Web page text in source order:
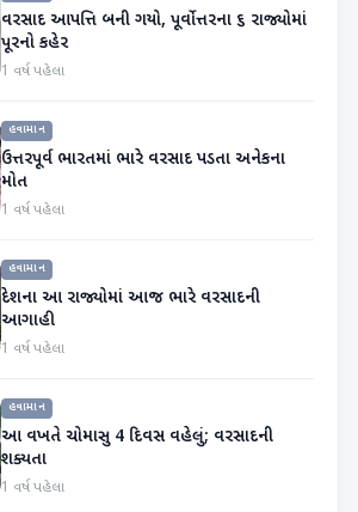
વરસાદ આપત્તિ બની ગયો, પૂર્વોત્તરના ૬ રાજ્યોમાં
પૂરનો કહેર
1 વર્ષ પહેલા
હવામાન
ઉત્તરપૂર્વ ભારતમાં ભારે વરસાદ પડતા અનેકના
મોત
1 વર્ષ પહેલા
હવામાન
દેશના આ રાજ્યોમાં આજ ભારે વરસાદની
આગાહી
1 વર્ષ પહેલા
હવામાન
આ વખતે ચોમાસુ 4 દિવસ વહેલું; વરસાદની
શક્યતા
1 વર્ષ પહેલા